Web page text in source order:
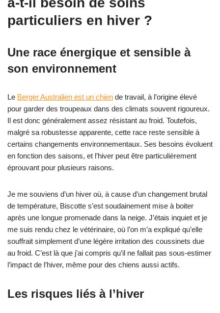
particuliers en hiver ?
Une race énergique et sensible à
son environnement
Le Berger Australien est un chien de travail, à l’origine élevé
pour garder des troupeaux dans des climats souvent rigoureux.
Il est donc généralement assez résistant au froid. Toutefois,
malgré sa robustesse apparente, cette race reste sensible à
certains changements environnementaux. Ses besoins évoluent
en fonction des saisons, et l’hiver peut être particulièrement
éprouvant pour plusieurs raisons.
Je me souviens d’un hiver où, à cause d’un changement brutal
de température, Biscotte s’est soudainement mise à boiter
après une longue promenade dans la neige. J’étais inquiet et je
me suis rendu chez le vétérinaire, où l’on m’a expliqué qu’elle
souffrait simplement d’une légère irritation des coussinets due
au froid. C’est là que j’ai compris qu’il ne fallait pas sous-estimer
l’impact de l’hiver, même pour des chiens aussi actifs.
Les risques liés à l’hiver